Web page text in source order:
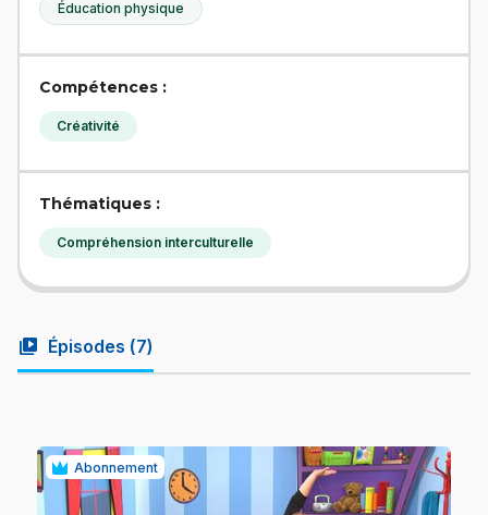
Éducation physique
Compétences :
Créativité
Thématiques :
Compréhension interculturelle
video_library Épisodes (7)
Abonnement